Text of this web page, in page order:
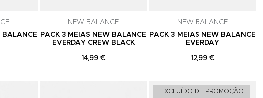
BALANCE
NEW BALANCE
PACK 3 MEIAS NEW BALANCE
EVERDAY CREW BLACK
14,99 €
NEW BALANCE
PACK 3 MEIAS NEW BALANCE
EVERDAY
12,99 €
Adicionar aos Favoritos
EXCLUÍDO DE PROMOÇÃO